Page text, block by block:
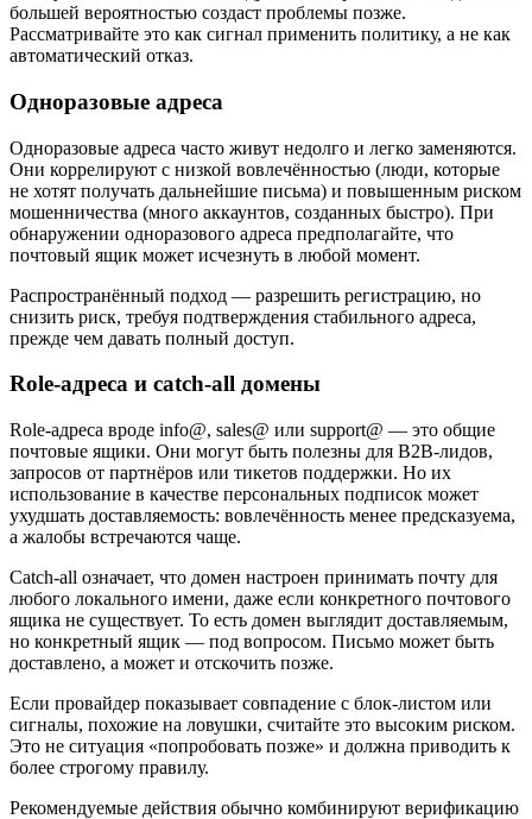
большей вероятностью создаст проблемы позже.
Рассматривайте это как сигнал применить политику, а не как
автоматический отказ.
Одноразовые адреса
Одноразовые адреса часто живут недолго и легко заменяются.
Они коррелируют с низкой вовлечённостью (люди, которые
не хотят получать дальнейшие письма) и повышенным риском
мошенничества (много аккаунтов, созданных быстро). При
обнаружении одноразового адреса предполагайте, что
почтовый ящик может исчезнуть в любой момент.
Распространённый подход — разрешить регистрацию, но
снизить риск, требуя подтверждения стабильного адреса,
прежде чем давать полный доступ.
Role‑адреса и catch‑all домены
Role‑адреса вроде info@, sales@ или support@ — это общие
почтовые ящики. Они могут быть полезны для B2B‑лидов,
запросов от партнёров или тикетов поддержки. Но их
использование в качестве персональных подписок может
ухудшать доставляемость: вовлечённость менее предсказуема,
а жалобы встречаются чаще.
Catch‑all означает, что домен настроен принимать почту для
любого локального имени, даже если конкретного почтового
ящика не существует. То есть домен выглядит доставляемым,
но конкретный ящик — под вопросом. Письмо может быть
доставлено, а может и отскочить позже.
Если провайдер показывает совпадение с блок‑листом или
сигналы, похожие на ловушки, считайте это высоким риском.
Это не ситуация «попробовать позже» и должна приводить к
более строгому правилу.
Рекомендуемые действия обычно комбинируют верификацию